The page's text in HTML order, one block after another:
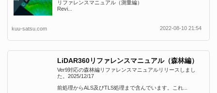
リファレンスマニュアル（測量編）
Revi...
kuu-satsu.com 2022-08-10 21:54
LiDAR360リファレンスマニュアル（森林編）
Ver9対応の森林編リファレンスマニュアルリリースしまし
た。2025/12/17
前処理からALS及びTLS処理まで含んでいます。これ...